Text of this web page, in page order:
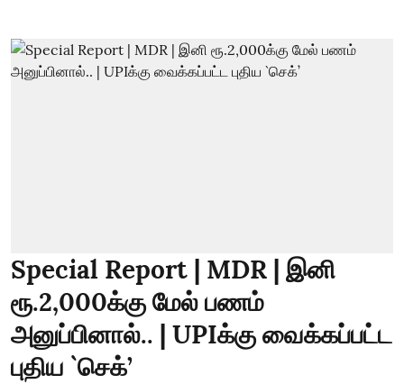
Special Report | MDR | இனி
ரூ.2,000க்கு மேல் பணம்
அனுப்பினால்.. | UPIக்கு வைக்கப்பட்ட
புதிய `செக்’